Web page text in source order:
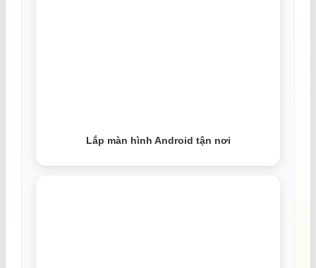
Lắp màn hình Android tận nơi